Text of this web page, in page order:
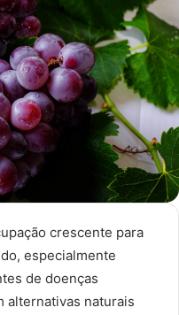
crescente para
especialmente
de doenças
alternativas naturais